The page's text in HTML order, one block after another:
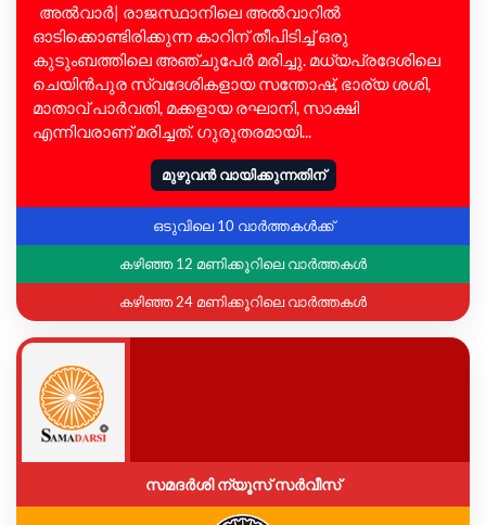
അല്‍വാര്‍| രാജസ്ഥാനിലെ അല്‍വാറില്‍
ഓടിക്കൊണ്ടിരിക്കുന്ന കാറിന് തീപിടിച്ച് ഒരു
കുടുംബത്തിലെ അഞ്ചുപേര്‍ മരിച്ചു. മധ്യപ്രദേശിലെ
ചെയിന്‍പുര സ്വദേശികളായ സന്തോഷ്, ഭാര്യ ശശി,
മാതാവ് പാര്‍വതി, മക്കളായ രഘാനി, സാക്ഷി
എന്നിവരാണ് മരിച്ചത്. ഗുരുതരമായി...
മുഴുവൻ വായിക്കുന്നതിന്
ഒടുവിലെ 10 വാർത്തകൾക്ക്
കഴിഞ്ഞ 12 മണിക്കൂറിലെ വാർത്തകൾ
കഴിഞ്ഞ 24 മണിക്കൂറിലെ വാർത്തകൾ
സമദർശി ന്യൂസ് സർവീസ്